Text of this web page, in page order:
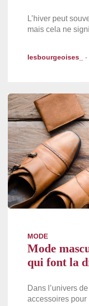
L’hiver peut
mais cela ne
lesbourgeoises_ -
MODE
Mode
qui font la
Dans l’univers
accessoires pour